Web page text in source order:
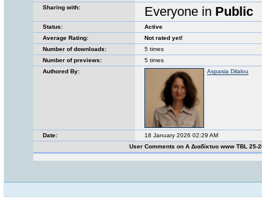
Sharing with: Everyone in Public
Status:
Active
Average Rating:
Not rated yet!
Number of downloads:
5 times
Number of previews:
5 times
Authored By:
Aspasia Dilalou
Date:
18 January 2026 02:29 AM
User Comments on Α Διαδίκτυο www TBL 25-